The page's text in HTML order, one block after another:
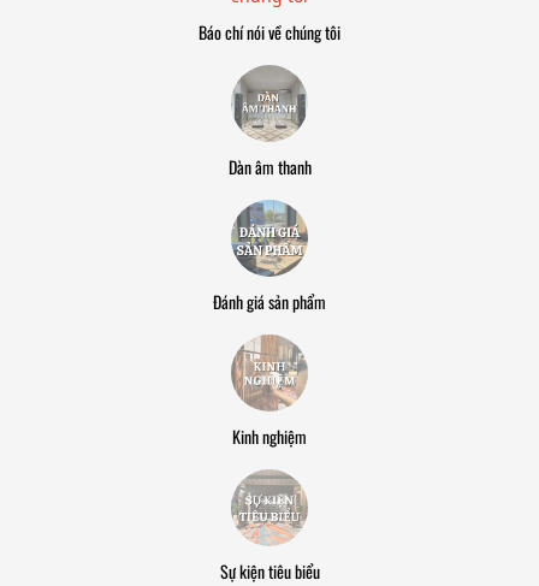
Báo chí nói về chúng tôi
Dàn âm thanh
Đánh giá sản phẩm
Kinh nghiệm
Sự kiện tiêu biểu